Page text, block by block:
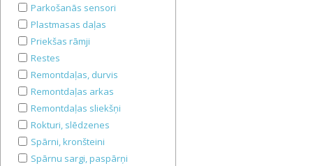
Parkošanās sensori
Plastmasas daļas
Priekšas rāmji
Restes
Remontdaļas, durvis
Remontdaļas arkas
Remontdaļas sliekšņi
Rokturi, slēdzenes
Spārni, kronšteini
Spārnu sargi, paspārņi